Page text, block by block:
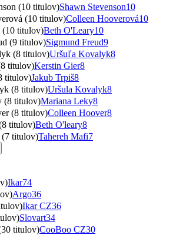
(10 titulov)Shawn Stevenson10
(10 titulov)Colleen Hooverová10
(10 titulov)Beth O'Leary10
(9 titulov)Sigmund Freud9
(8 titulov)Uršuľa Kovalyk8
titulov)Kerstin Gier8
titulov)Jakub Trpiš8
(8 titulov)Uršula Kovalyk8
(8 titulov)Mariana Leky8
(8 titulov)Colleen Hoover8
titulov)Beth O'leary8
(7 titulov)Tahereh Mafi7
Ikar74
Argo36
Ikar CZ36
Slovart34
titulov)CooBoo CZ30